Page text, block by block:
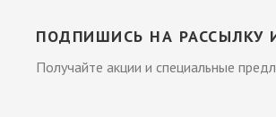
ПОДПИШИСЬ НА РАССЫЛКУ
Получайте акции и специальные